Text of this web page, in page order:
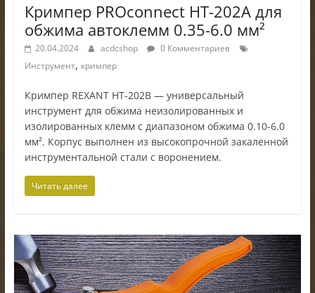
Кримпер PROconnect HT-202A для
обжима автоклемм 0.35-6.0 мм²
20.04.2024 acdcshop
0 Комментариев
Инструмент, кримпер
Кримпер REXANT HT-202B — универсальный
инструмент для обжима неизолированных и
изолированных клемм с диапазоном обжима 0.10-6.0
мм². Корпус выполнен из высокопрочной закаленной
инструментальной стали с воронением.
Читать далее